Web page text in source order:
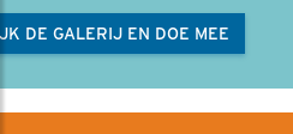
DE GALERIJ EN DOE MEE